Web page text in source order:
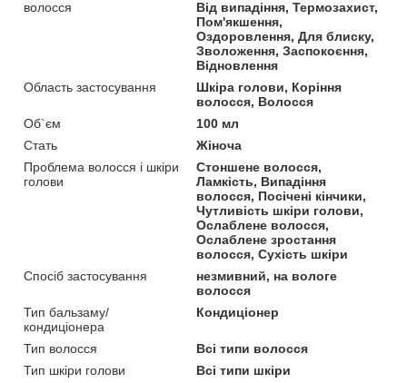
волосся
Від випадіння, Термозахист,
Пом'якшення,
Оздоровлення, Для блиску,
Зволоження, Заспокоєння,
Відновлення
Область застосування
Шкіра голови, Коріння
волосся, Волосся
Об`єм
100 мл
Стать
Жіноча
Проблема волосся і шкіри
голови
Стоншене волосся,
Ламкість, Випадіння
волосся, Посічені кінчики,
Чутливість шкіри голови,
Ослаблене волосся,
Ослаблене зростання
волосся, Сухість шкіри
Спосіб застосування
незмивний, на вологе
волосся
Тип бальзаму/
кондиціонера
Кондиціонер
Тип волосся
Всі типи волосся
Тип шкіри голови
Всі типи шкіри